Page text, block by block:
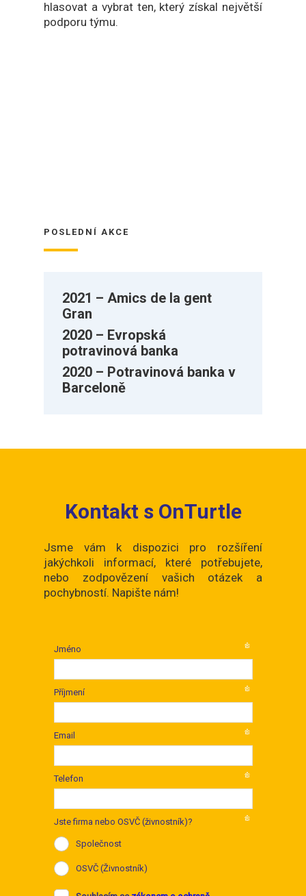
hlasovat a vybrat ten, který získal největší
podporu týmu.
POSLEDNÍ AKCE
2021 – Amics de la gent
Gran
2020 – Evropská
potravinová banka
2020 – Potravinová banka v
Barceloně
Kontakt s OnTurtle
Jsme vám k dispozici pro rozšíření
jakýchkoli informací, které potřebujete,
nebo zodpovězení vašich otázek a
pochybností. Napište nám!